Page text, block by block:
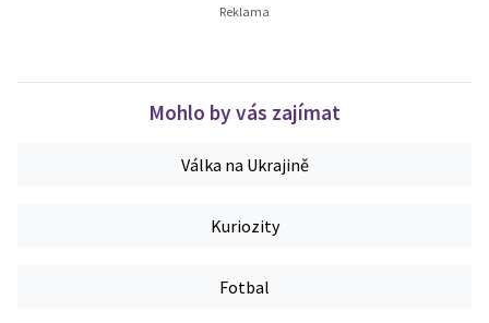
Mohlo by vás zajímat
Válka na Ukrajině
Kuriozity
Fotbal